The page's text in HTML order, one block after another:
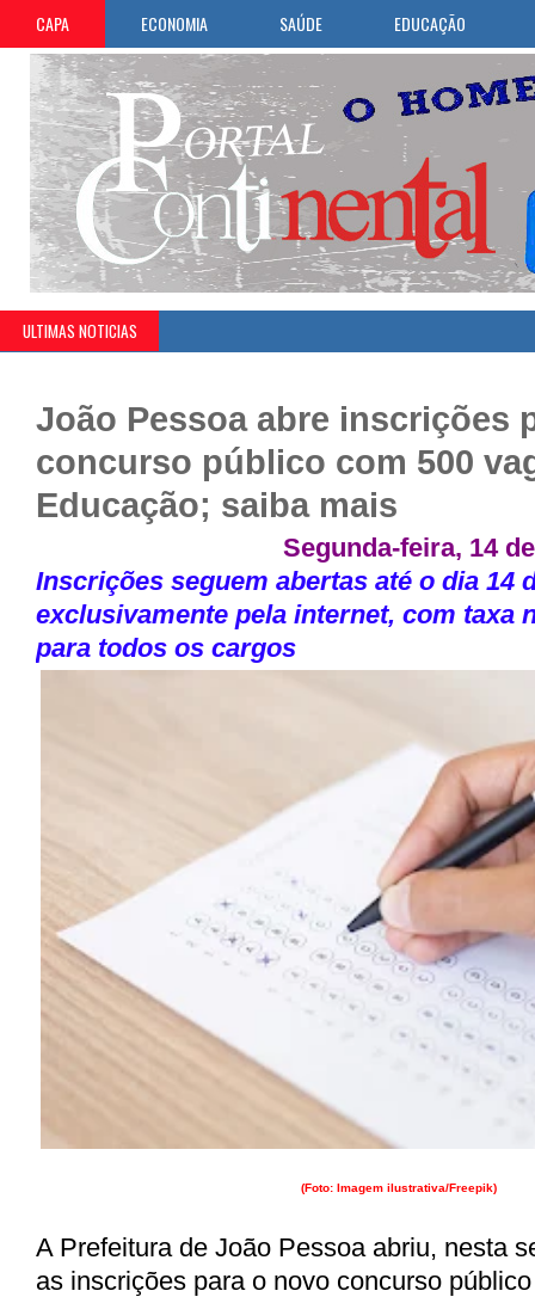
CAPA ECONOMIA SAÚDE EDUCAÇÃO
ULTIMAS NOTICIAS
João Pessoa abre inscrições
concurso público com 500
Educação; saiba mais
Segunda-feira, 14
Inscrições seguem abertas até o dia 14
exclusivamente pela internet, com taxa
para todos os cargos
(Foto: Imagem ilustrativa/Freepik)
A Prefeitura de João Pessoa abriu, nesta
as inscrições para o novo concurso